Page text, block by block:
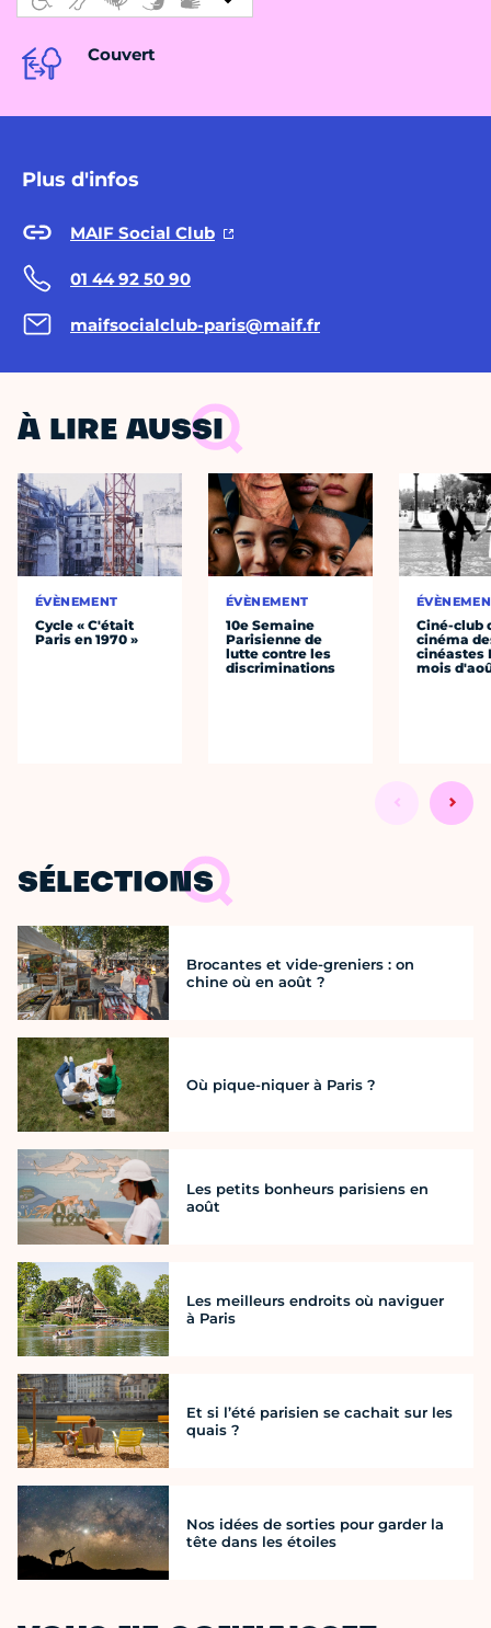
Couvert
Plus d'infos
MAIF Social Club
01 44 92 50 90
maifsocialclub-paris@maif.fr
À LIRE AUSSI
ÉVÈNEMENT
Cycle « C'était
Paris en 1970 »
ÉVÈNEMENT
10e Semaine
Parisienne de
lutte contre les
discriminations
Ciné-club
cinéma
cinéastes
mois
SÉLECTIONS
Brocantes et vide-greniers : on
chine où en août ?
Où pique-niquer à Paris ?
Les petits bonheurs parisiens en
août
Les meilleurs endroits où naviguer
à Paris
Et si l’été parisien se cachait sur les
quais ?
Nos idées de sorties pour garder la
tête dans les étoiles